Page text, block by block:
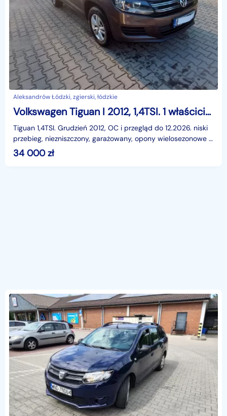
Aleksandrów Łódzki, zgierski, łódzkie
Volkswagen Tiguan I 2012, 1,4TSI. 1 właścicielka, niski przebieg, salon Polska.
Tiguan 1,4TSI. Grudzień 2012, OC i przegląd do 12.2026. niski
przebieg, niezniszczony, garażowany, opony wielosezonowe z
2025 roku.
34 000zł